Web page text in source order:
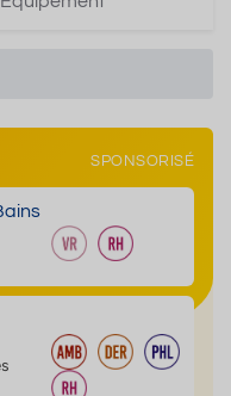
SPONSORISÉ